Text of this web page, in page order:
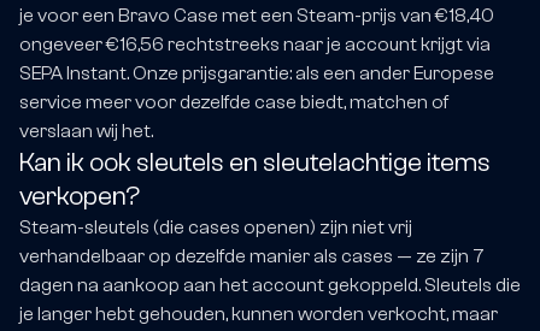
je voor een Bravo Case met een Steam-prijs van €18,40
ongeveer €16,56 rechtstreeks naar je account krijgt via
SEPA Instant. Onze prijsgarantie: als een ander Europese
service meer voor dezelfde case biedt, matchen of
verslaan wij het.
Kan ik ook sleutels en sleutelachtige items
verkopen?
Steam-sleutels (die cases openen) zijn niet vrij
verhandelbaar op dezelfde manier als cases — ze zijn 7
dagen na aankoop aan het account gekoppeld. Sleutels die
je langer hebt gehouden, kunnen worden verkocht, maar